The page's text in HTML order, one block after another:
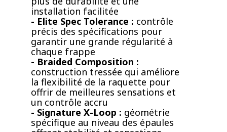
installation facilitée
- Elite Spec Tolerance : contrôle
précis des spécifications pour
garantir une grande régularité à
chaque frappe
- Braided Composition :
construction tressée qui améliore
la flexibilité de la raquette pour
offrir de meilleures sensations et
un contrôle accru
- Signature X-Loop : géométrie
spécifique au niveau des épaules